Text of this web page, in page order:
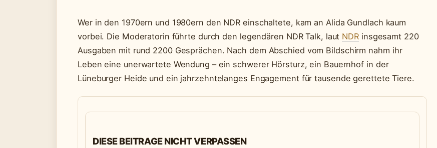
Wer in den 1970ern und 1980ern den NDR einschaltete, kam an Alida Gundlach kaum
vorbei. Die Moderatorin führte durch den legendären NDR Talk, laut NDR insgesamt 220
Ausgaben mit rund 2200 Gesprächen. Nach dem Abschied vom Bildschirm nahm ihr
Leben eine unerwartete Wendung – ein schwerer Hörsturz, ein Bauernhof in der
Lüneburger Heide und ein jahrzehntelanges Engagement für tausende gerettete Tiere.
DIESE BEITRAGE NICHT VERPASSEN